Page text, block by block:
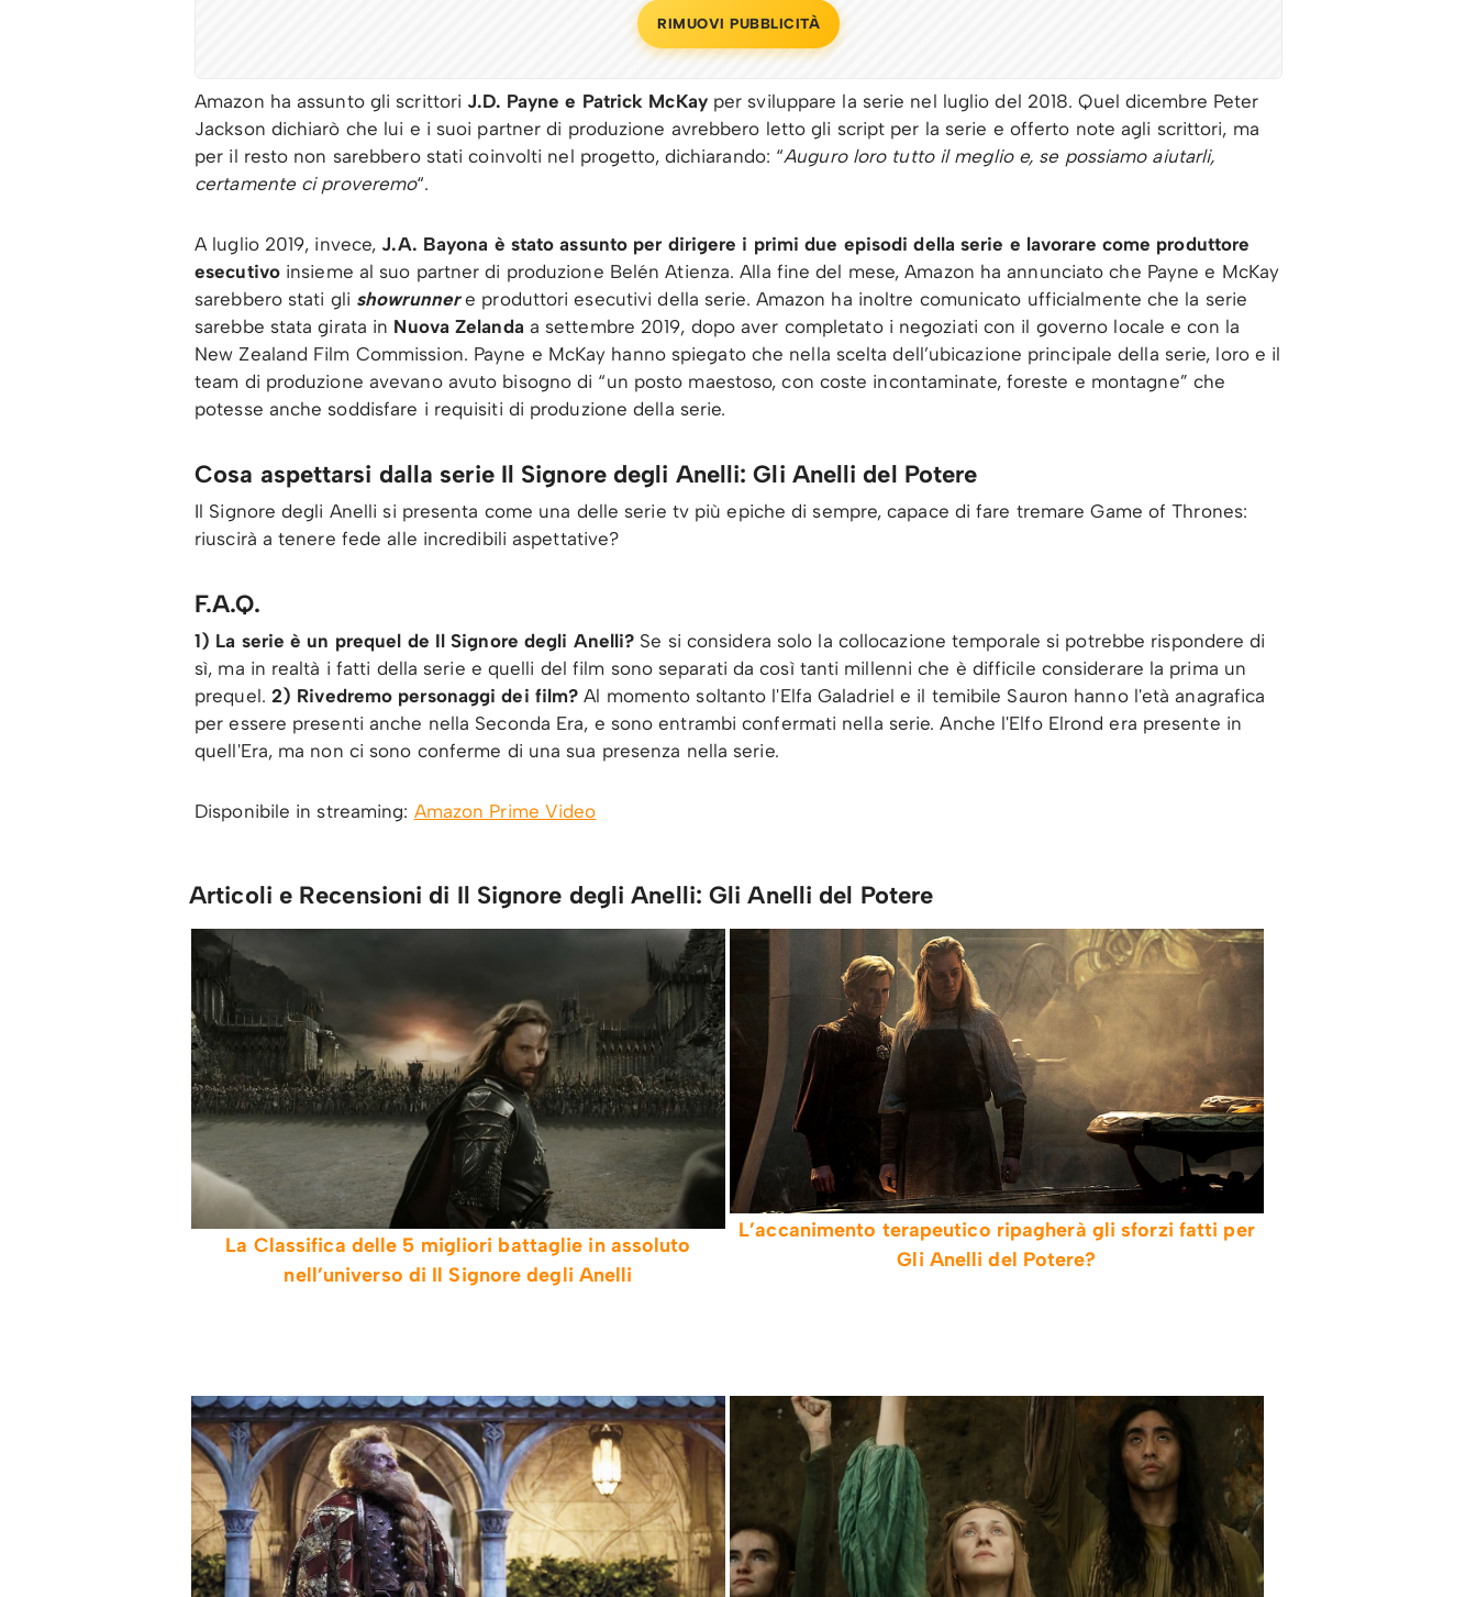
RIMUOVI PUBBLICITÀ
Amazon ha assunto gli scrittori J.D. Payne e Patrick McKayper sviluppare la serie nel luglio del 2018. Quel dicembre Peter
Jackson dichiarò che lui e i suoi partner di produzione avrebbero letto gli script per la serie e offerto note agli scrittori, ma
per il resto non sarebbero stati coinvolti nel progetto, dichiarando: “Auguro loro tutto il meglio e, se possiamo aiutarli,
certamente ci proveremo“.
A luglio 2019, invece, J.A. Bayona è stato assunto per dirigere i primi due episodi della serie e lavorare come produttore
esecutivoinsieme al suo partner di produzione Belén Atienza. Alla fine del mese, Amazon ha annunciato che Payne e McKay
sarebbero stati gli showrunnere produttori esecutivi della serie. Amazon ha inoltre comunicato ufficialmente che la serie
sarebbe stata girata in Nuova Zelanda a settembre 2019, dopo aver completato i negoziati con il governo locale e con la
New Zealand Film Commission. Payne e McKay hanno spiegato che nella scelta dell’ubicazione principale della serie, loro e il
team di produzione avevano avuto bisogno di “un posto maestoso, con coste incontaminate, foreste e montagne” che
potesse anche soddisfare i requisiti di produzione della serie.
Cosa aspettarsi dalla serie Il Signore degli Anelli: Gli Anelli del Potere
Il Signore degli Anelli si presenta come una delle serie tv più epiche di sempre, capace di fare tremare Game of Thrones:
riuscirà a tenere fede alle incredibili aspettative?
F.A.Q.
1) La serie è un prequel de Il Signore degli Anelli? Se si considera solo la collocazione temporale si potrebbe rispondere di
sì, ma in realtà i fatti della serie e quelli del film sono separati da così tanti millenni che è difficile considerare la prima un
prequel. 2) Rivedremo personaggi dei film? Al momento soltanto l'Elfa Galadriel e il temibile Sauron hanno l'età anagrafica
per essere presenti anche nella Seconda Era, e sono entrambi confermati nella serie. Anche l'Elfo Elrond era presente in
quell'Era, ma non ci sono conferme di una sua presenza nella serie.
Disponibile in streaming: Amazon Prime Video
Articoli e Recensioni di Il Signore degli Anelli: Gli Anelli del Potere
La Classifica delle 5 migliori battaglie in assoluto
nell’universo di Il Signore degli Anelli
L’accanimento terapeutico ripagherà gli sforzi fatti per
Gli Anelli del Potere?